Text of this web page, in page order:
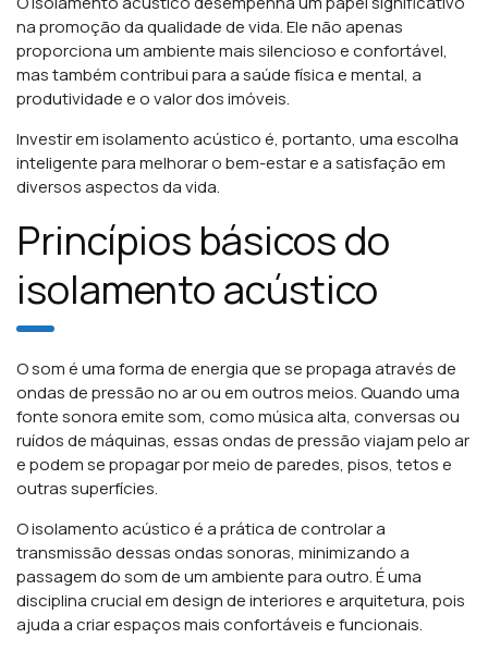
na promoção da qualidade de vida. Ele não apenas
proporciona um ambiente mais silencioso e confortável,
mas também contribui para a saúde física e mental, a
produtividade e o valor dos imóveis.
Investir em isolamento acústico é, portanto, uma escolha
inteligente para melhorar o bem-estar e a satisfação em
diversos aspectos da vida.
Princípios básicos do
isolamento acústico
O som é uma forma de energia que se propaga através de
ondas de pressão no ar ou em outros meios. Quando uma
fonte sonora emite som, como música alta, conversas ou
ruídos de máquinas, essas ondas de pressão viajam pelo ar
e podem se propagar por meio de paredes, pisos, tetos e
outras superfícies.
O isolamento acústico é a prática de controlar a
transmissão dessas ondas sonoras, minimizando a
passagem do som de um ambiente para outro. É uma
disciplina crucial em design de interiores e arquitetura, pois
ajuda a criar espaços mais confortáveis e funcionais.